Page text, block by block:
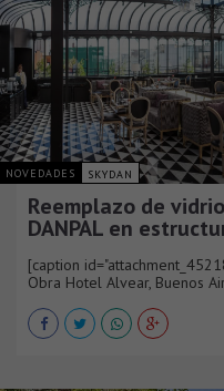
NOVEDADES SKYDAN
Reemplazo de
DANPAL en
[caption
Obra Hotel Alvear, Buenos